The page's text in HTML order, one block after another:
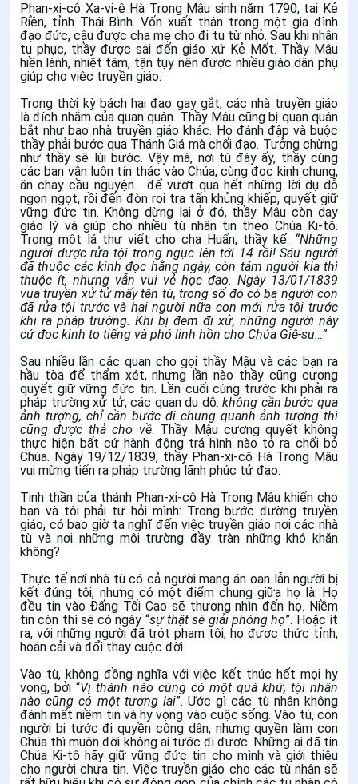
Phan-xi-cô Xa-vi-ê Hà Trọng Mậu sinh năm 1790, tại Kẻ
Riền, tỉnh Thái Bình. Vốn xuất thân trong một gia đình
đạo đức, cậu được cha mẹ cho đi tu từ nhỏ. Sau khi nhận
tu phục, thầy được sai đến giáo xứ Kẻ Mốt. Thầy Mậu
hiền lành, nhiệt tâm, tận tụy nên được nhiều giáo dân phụ
giúp cho việc truyền giáo.
Trong thời kỳ bách hại đạo gay gắt, các nhà truyền giáo
là đích nhắm của quan quân. Thầy Mậu cũng bị quan quân
bắt như bao nhà truyền giáo khác. Họ đánh đập và buộc
thầy phải bước qua Thánh Giá mà chối đạo. Tưởng chừng
như thầy sẽ lùi bước. Vậy mà, nơi tù đày ấy, thầy cùng
các bạn vẫn luôn tín thác vào Chúa, cùng đọc kinh chung,
ăn chay cầu nguyện… để vượt qua hết những lời dụ dỗ
ngon ngọt, rồi đến đòn roi tra tấn khủng khiếp, quyết giữ
vững đức tin. Không dừng lại ở đó, thầy Mậu còn dạy
giáo lý và giúp cho nhiều tù nhân tin theo Chúa Ki-tô.
Trong một lá thư viết cho cha Huấn, thầy kể: “Những
người được rửa tội trong ngục lên tới 14 rồi! Sáu người
đã thuộc các kinh đọc hằng ngày, còn tám người kia thì
thuộc ít, nhưng vẫn vui vẻ học đạo. Ngày 13/01/1839
vua truyền xử tử mấy tên tù, trong số đó có ba người con
đã rửa tội trước và hai người nữa con mới rửa tội trước
khi ra pháp trường. Khi bị đem đi xử, những người này
cứ đọc kinh to tiếng và phó linh hồn cho Chúa Giê-su…”
Sau nhiều lần các quan cho gọi thầy Mậu và các bạn ra
hầu tòa để thẩm xét, nhưng lần nào thầy cũng cương
quyết giữ vững đức tin. Lần cuối cùng trước khi phải ra
pháp trường xử tử, các quan dụ dỗ:không cần bước qua
ảnh tượng, chỉ cần bước đi chung quanh ảnh tượng thì
cũng được thả cho về. Thầy Mậu cương quyết không
thực hiện bất cứ hành động trá hình nào tỏ ra chối bỏ
Chúa. Ngày 19/12/1839, thầy Phan-xi-cô Hà Trọng Mậu
vui mừng tiến ra pháp trường lãnh phúc tử đạo.
Tinh thần của thánh Phan-xi-cô Hà Trọng Mậu khiến cho
bạn và tôi phải tự hỏi mình: Trong bước đường truyền
giáo, có bao giờ ta nghĩ đến việc truyền giáo nơi các nhà
tù và nơi những môi trường đầy tràn những khó khăn
không?
Thực tế nơi nhà tù có cả người mang án oan lẫn người bị
kết đúng tội, nhưng có một điểm chung giữa họ là: Họ
đều tin vào Đấng Tối Cao sẽ thương nhìn đến họ. Niềm
tin còn thì sẽ có ngày “sự thật sẽ giải phóng họ”. Hoặc ít
ra, với những người đã trót phạm tội, họ được thức tỉnh,
hoán cải và đổi thay cuộc đời.
Vào tù, không đồng nghĩa với việc kết thúc hết mọi hy
vọng, bởi “Vị thánh nào cũng có một quá khứ, tội nhân
nào cũng có một tương lai”. Ước gì các tù nhân không
đánh mất niềm tin và hy vọng vào cuộc sống. Vào tù, con
người bị tước đi quyền công dân, nhưng quyền làm con
Chúa thì muôn đời không ai tước đi được. Những ai đã tin
Chúa Ki-tô hãy giữ vững đức tin cho mình và giới thiệu
cho người chưa tin. Việc truyền giáo cho các tù nhân sẽ